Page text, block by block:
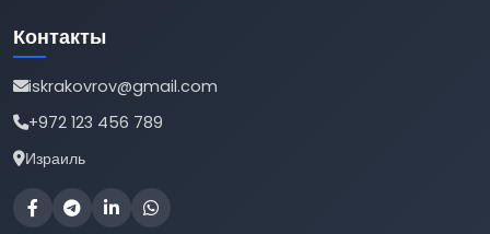
Контакты
iskrakovrov@gmail.com
+972 123 456 789
Израиль